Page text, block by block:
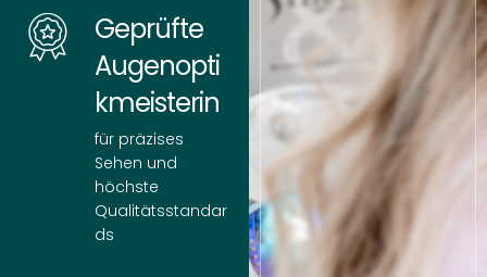
Geprüfte
Augenopti
kmeisterin
für präzises
Sehen und
höchste
Qualitätsstandar
ds